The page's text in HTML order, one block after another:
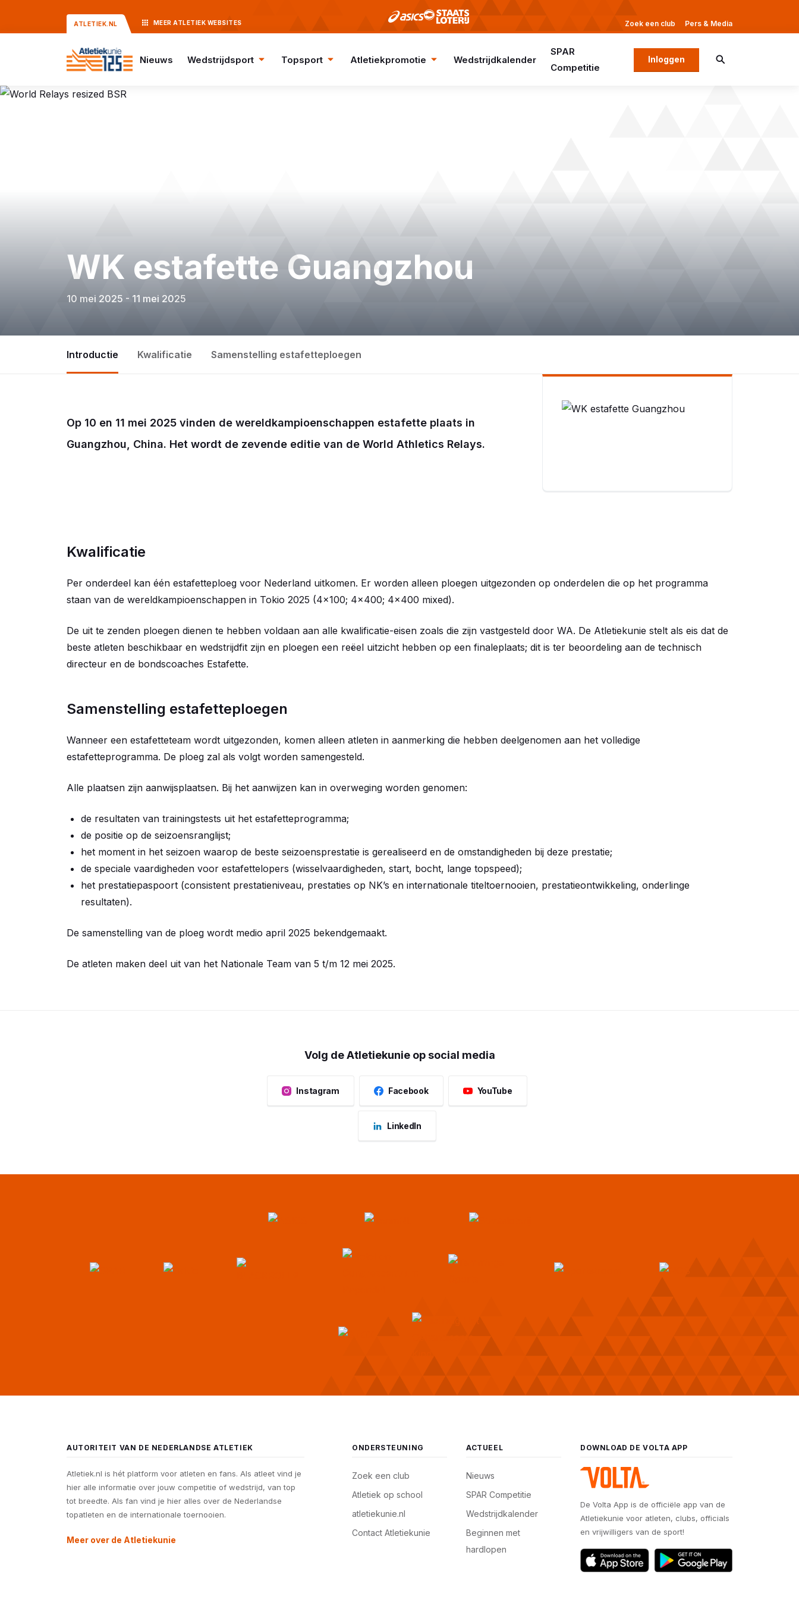
ATLETIEK.NL MEER ATLETIEK WEBSITES Zoek een club Pers & Media
Nieuws Wedstrijdsport Topsport Atletiekpromotie Wedstrijdkalender
SPAR
Competitie
Inloggen
WK estafette Guangzhou
10 mei 2025 - 11 mei 2025
Introductie Kwalificatie Samenstelling estafetteploegen
Op 10 en 11 mei 2025 vinden de wereldkampioenschappen estafette plaats in
Guangzhou, China. Het wordt de zevende editie van de World Athletics Relays.
Kwalificatie
Per onderdeel kan één estafetteploeg voor Nederland uitkomen. Er worden alleen ploegen uitgezonden op onderdelen die op het programma
staan van de wereldkampioenschappen in Tokio 2025 (4x100; 4x400; 4x400 mixed).
De uit te zenden ploegen dienen te hebben voldaan aan alle kwalificatie-eisen zoals die zijn vastgesteld door WA. De Atletiekunie stelt als eis dat de
beste atleten beschikbaar en wedstrijdfit zijn en ploegen een reëel uitzicht hebben op een finaleplaats; dit is ter beoordeling aan de technisch
directeur en de bondscoaches Estafette.
Samenstelling estafetteploegen
Wanneer een estafetteteam wordt uitgezonden, komen alleen atleten in aanmerking die hebben deelgenomen aan het volledige
estafetteprogramma. De ploeg zal als volgt worden samengesteld.
Alle plaatsen zijn aanwijsplaatsen. Bij het aanwijzen kan in overweging worden genomen:
de resultaten van trainingstests uit het estafetteprogramma;
de positie op de seizoensranglijst;
het moment in het seizoen waarop de beste seizoensprestatie is gerealiseerd en de omstandigheden bij deze prestatie;
de speciale vaardigheden voor estafettelopers (wisselvaardigheden, start, bocht, lange topspeed);
het prestatiepaspoort (consistent prestatieniveau, prestaties op NK’s en internationale titeltoernooien, prestatieontwikkeling, onderlinge
resultaten).
De samenstelling van de ploeg wordt medio april 2025 bekendgemaakt.
De atleten maken deel uit van het Nationale Team van 5 t/m 12 mei 2025.
Volg de Atletiekunie op social media
Instagram Facebook YouTube
LinkedIn
AUTORITEIT VAN DE NEDERLANDSE ATLETIEK
Atletiek.nl is hét platform voor atleten en fans. Als atleet vind je
hier alle informatie over jouw competitie of wedstrijd, van top
tot breedte. Als fan vind je hier alles over de Nederlandse
topatleten en de internationale toernooien.
Meer over de Atletiekunie
ONDERSTEUNING
Zoek een club
Atletiek op school
atletiekunie.nl
Contact Atletiekunie
ACTUEEL
Nieuws
SPAR Competitie
Wedstrijdkalender
Beginnen met
hardlopen
DOWNLOAD DE VOLTA APP
De Volta App is de officiële app van de
Atletiekunie voor atleten, clubs, officials
en vrijwilligers van de sport!